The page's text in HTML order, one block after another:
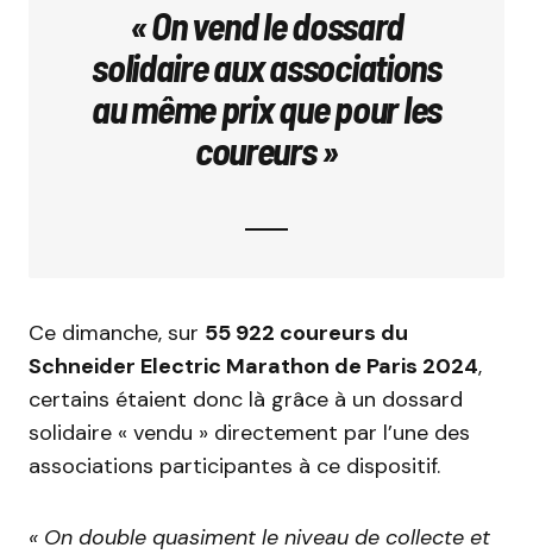
« On vend le dossard
solidaire aux associations
au même prix que pour les
coureurs »
Ce dimanche, sur 55 922 coureurs du
Schneider Electric Marathon de Paris 2024,
certains étaient donc là grâce à un dossard
solidaire « vendu » directement par l’une des
associations participantes à ce dispositif.
« On double quasiment le niveau de collecte et